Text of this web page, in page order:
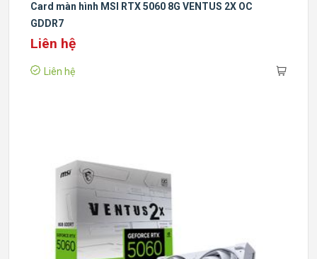
Card màn hình MSI RTX 5060 8G VENTUS 2X OC
GDDR7
Liên hệ
Liên hệ